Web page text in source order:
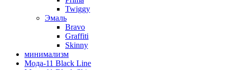
Twiggy
Эмаль
Bravo
Graffiti
Skinny
минимализм
Мода-11 Black Line